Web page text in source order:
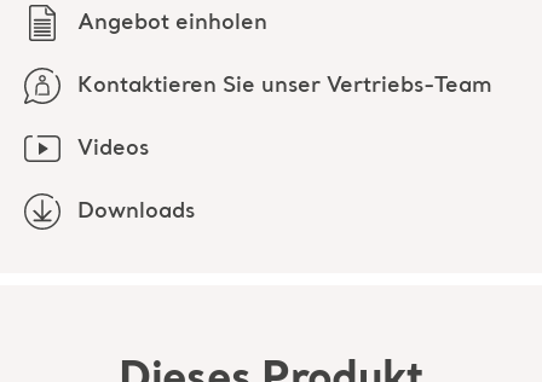
Angebot einholen
Kontaktieren Sie unser Vertriebs-Team
Videos
Downloads